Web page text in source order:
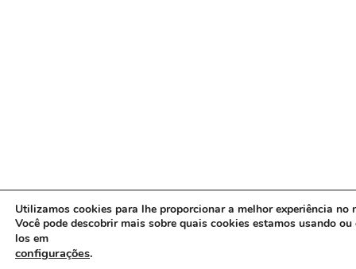
Utilizamos cookies para lhe proporcionar a melhor experiência no
Você pode descobrir mais sobre quais cookies estamos usando
los em
configurações.